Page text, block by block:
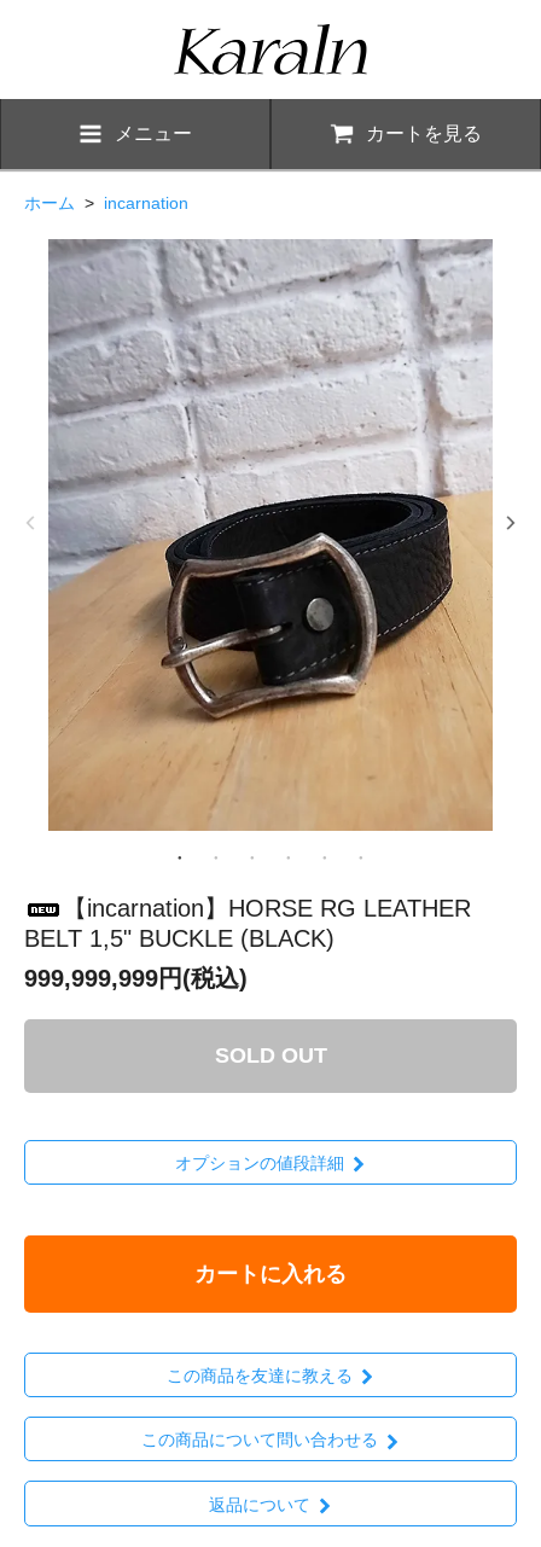
メニュー カートを見る
ホーム > incarnation
【incarnation】HORSE RG LEATHER
BELT 1,5" BUCKLE (BLACK)
999,999,999円(税込)
SOLD OUT
オプションの値段詳細
カートに入れる
この商品を友達に教える
この商品について問い合わせる
返品について